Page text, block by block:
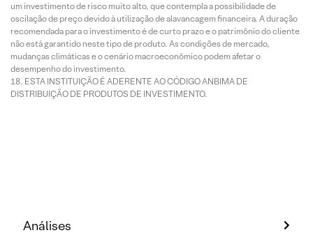
um investimento de risco muito alto, que contempla a possibilidade de
oscilação de preço devido à utilização de alavancagem financeira. A duração
recomendada para o investimento é de curto prazo e o patrimônio do cliente
não está garantido neste tipo de produto. As condições de mercado,
mudanças climáticas e o cenário macroeconômico podem afetar o
desempenho do investimento.
ESTA INSTITUIÇÃO É ADERENTE AO CÓDIGO ANBIMA DE
DISTRIBUIÇÃO DE PRODUTOS DE INVESTIMENTO.
Análises